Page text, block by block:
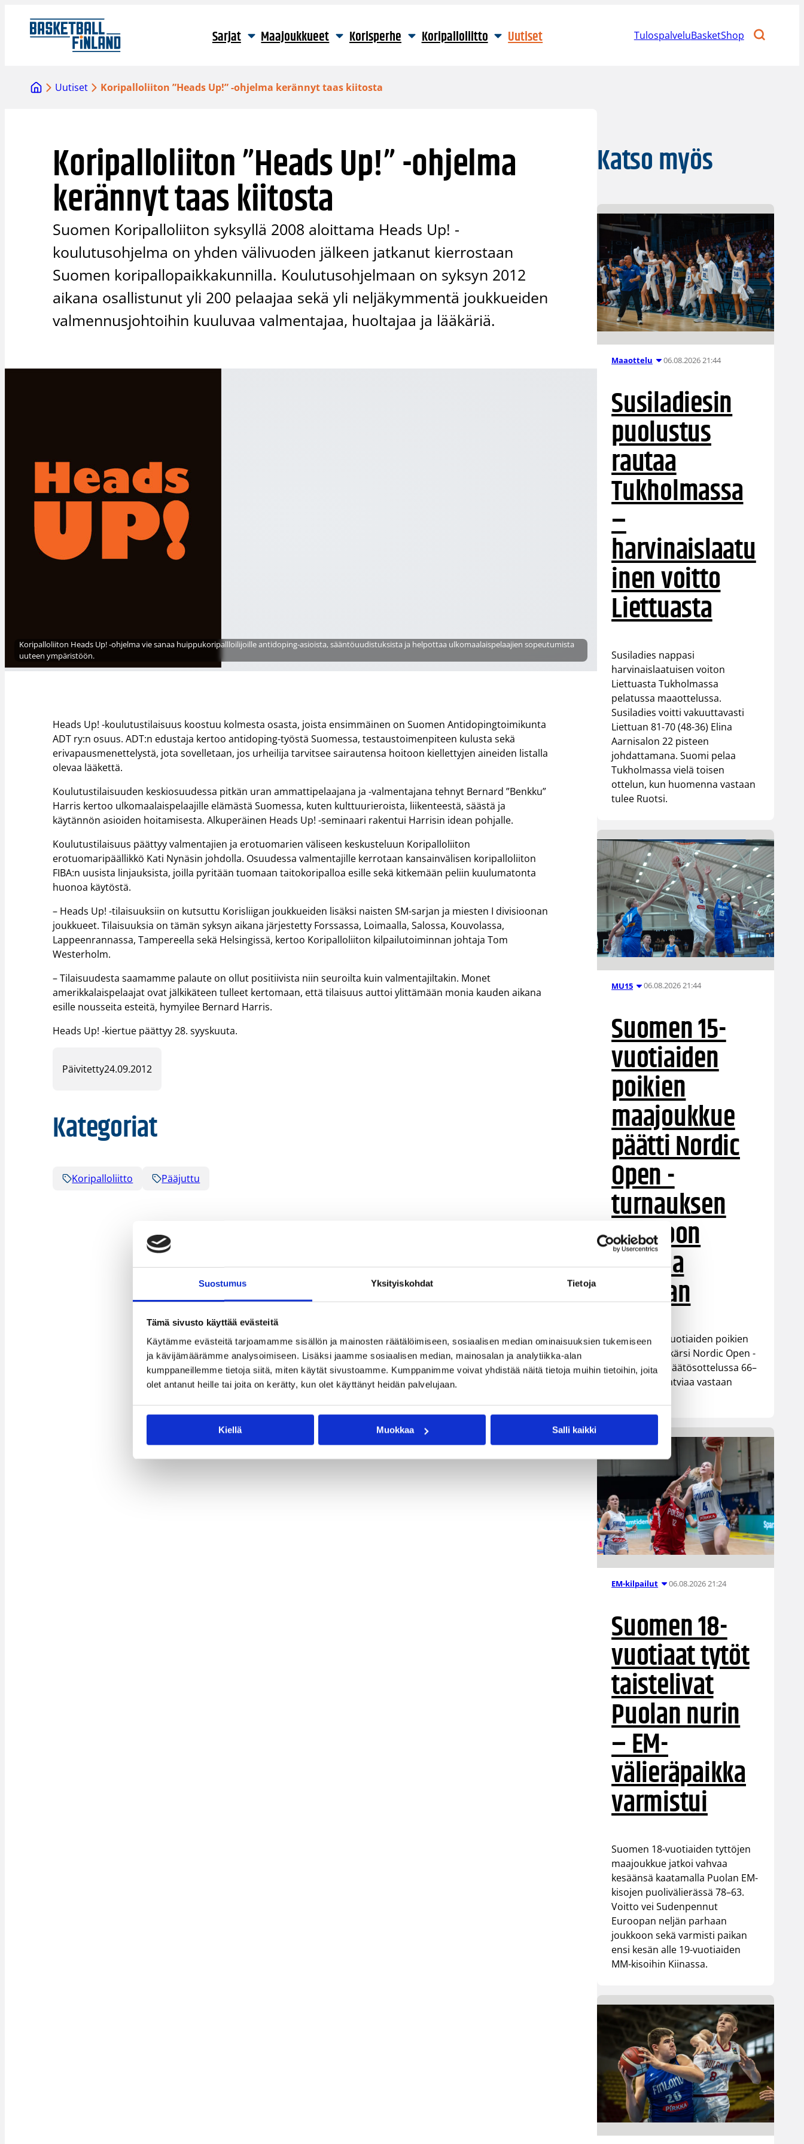
Suostumus Yksityiskohdat Tietoja
Tämä sivusto käyttää evästeitä
Käytämme evästeitä tarjoamamme sisällön ja mainosten räätälöimiseen, sosiaalisen median ominaisuuksien tukemiseen
ja kävijämäärämme analysoimiseen. Lisäksi jaamme sosiaalisen median, mainosalan ja analytiikka-alan
kumppaneillemme tietoja siitä, miten käytät sivustoamme. Kumppanimme voivat yhdistää näitä tietoja muihin tietoihin, joita
olet antanut heille tai joita on kerätty, kun olet käyttänyt heidän palvelujaan.
Kiellä Muokkaa Salli kaikki
sisältöön
Sarjat Maajoukkueet Korisperhe Koripalloliitto Uutiset TulospalveluBasketShop
Uutiset Koripalloliiton ”Heads Up!” -ohjelma kerännyt taas kiitosta
Koripalloliiton ”Heads Up!” -ohjelma
kerännyt taas kiitosta
Suomen Koripalloliiton syksyllä 2008 aloittama Heads Up! -
koulutusohjelma on yhden välivuoden jälkeen jatkanut kierrostaan
Suomen koripallopaikkakunnilla. Koulutusohjelmaan on syksyn 2012
aikana osallistunut yli 200 pelaajaa sekä yli neljäkymmentä joukkueiden
valmennusjohtoihin kuuluvaa valmentajaa, huoltajaa ja lääkäriä.
Koripalloliiton Heads Up! -ohjelma vie sanaa huippukoripallloilijoille antidoping-asioista, sääntöuudistuksista ja helpottaa ulkomaalaispelaajien sopeutumista
uuteen ympäristöön.
Heads Up! -koulutustilaisuus koostuu kolmesta osasta, joista ensimmäinen on Suomen Antidopingtoimikunta
ADT ry:n osuus. ADT:n edustaja kertoo antidoping-työstä Suomessa, testaustoimenpiteen kulusta sekä
erivapausmenettelystä, jota sovelletaan, jos urheilija tarvitsee sairautensa hoitoon kiellettyjen aineiden listalla
olevaa lääkettä.
Koulutustilaisuuden keskiosuudessa pitkän uran ammattipelaajana ja -valmentajana tehnyt Bernard ”Benkku”
Harris kertoo ulkomaalaispelaajille elämästä Suomessa, kuten kulttuurieroista, liikenteestä, säästä ja
käytännön asioiden hoitamisesta. Alkuperäinen Heads Up! -seminaari rakentui Harrisin idean pohjalle.
Koulutustilaisuus päättyy valmentajien ja erotuomarien väliseen keskusteluun Koripalloliiton
erotuomaripäällikkö Kati Nynäsin johdolla. Osuudessa valmentajille kerrotaan kansainvälisen koripalloliiton
FIBA:n uusista linjauksista, joilla pyritään tuomaan taitokoripalloa esille sekä kitkemään peliin kuulumatonta
huonoa käytöstä.
– Heads Up! -tilaisuuksiin on kutsuttu Korisliigan joukkueiden lisäksi naisten SM-sarjan ja miesten I divisioonan
joukkueet. Tilaisuuksia on tämän syksyn aikana järjestetty Forssassa, Loimaalla, Salossa, Kouvolassa,
Lappeenrannassa, Tampereella sekä Helsingissä, kertoo Koripalloliiton kilpailutoiminnan johtaja Tom
Westerholm.
– Tilaisuudesta saamamme palaute on ollut positiivista niin seuroilta kuin valmentajiltakin. Monet
amerikkalaispelaajat ovat jälkikäteen tulleet kertomaan, että tilaisuus auttoi ylittämään monia kauden aikana
esille nousseita esteitä, hymyilee Bernard Harris.
Heads Up! -kiertue päättyy 28. syyskuuta.
Päivitetty24.09.2012
Kategoriat
Koripalloliitto Pääjuttu
Katso myös
Maaottelu 06.08.2026 21:44
Susiladiesin
puolustus
rautaa
Tukholmassa
–
harvinaislaatu
inen voitto
Liettuasta
Susiladies nappasi
harvinaislaatuisen voiton
Liettuasta Tukholmassa
pelatussa maaottelussa.
Susiladies voitti vakuuttavasti
Liettuan 81-70 (48-36) Elina
Aarnisalon 22 pisteen
johdattamana. Suomi pelaa
Tukholmassa vielä toisen
ottelun, kun huomenna vastaan
tulee Ruotsi.
MU15 06.08.2026 21:44
Suomen 15-
vuotiaiden
poikien
maajoukkue
päätti Nordic
Open -
turnauksen
tappioon
Latviaa
vastaan
Suomen 15-vuotiaiden poikien
maajoukkue kärsi Nordic Open -
turnauksen päätösottelussa 66–
74-tappion Latviaa vastaan
EM-kilpailut 06.08.2026 21:24
Suomen 18-
vuotiaat tytöt
taistelivat
Puolan nurin
– EM-
välieräpaikka
varmistui
Suomen 18-vuotiaiden tyttöjen
maajoukkue jatkoi vahvaa
kesäänsä kaatamalla Puolan EM-
kisojen puolivälierässä 78–63.
Voitto vei Sudenpennut
Euroopan neljän parhaan
joukkoon sekä varmisti paikan
ensi kesän alle 19-vuotiaiden
MM-kisoihin Kiinassa.